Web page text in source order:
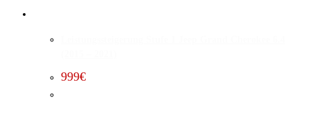
999€